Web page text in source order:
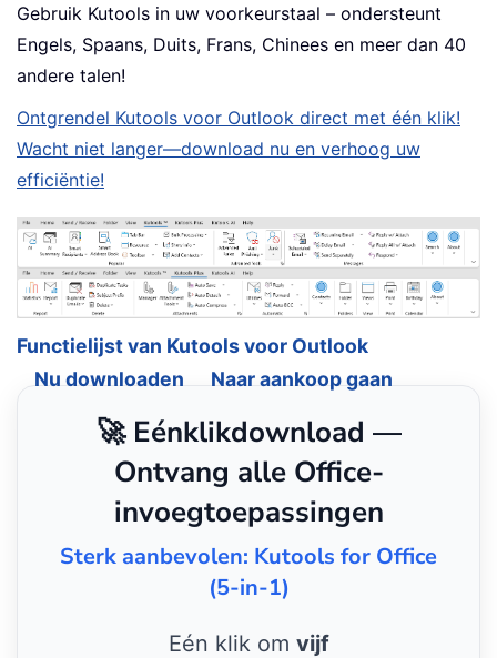
Gebruik Kutools in uw voorkeurstaal – ondersteunt
Engels, Spaans, Duits, Frans, Chinees en meer dan 40
andere talen!
Ontgrendel Kutools voor Outlook direct met één klik!
Wacht niet langer—download nu en verhoog uw
efficiëntie!
Functielijst van Kutools voor Outlook
Nu downloaden
Naar aankoop gaan
🚀 Eénklikdownload —
Ontvang alle Office-
invoegtoepassingen
Sterk aanbevolen: Kutools for Office
(5-in-1)
Eén klik om vijf